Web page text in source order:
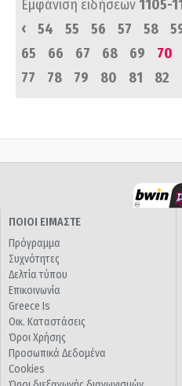
Εμφάνιση ειδήσεων1105-
‹
54 55 56 57 58
65
66 67 68 69 70
77
78 79 80 81 82
ΠΟΙΟΙ ΕΙΜΑΣΤΕ
Πρόγραμμα
Συχνότητες
Δελτία τύπου
Επικοινωνία
Greece Is
Οικ. Καταστάσεις
Όροι Χρήσης
Προσωπικά Δεδομένα
Cookies